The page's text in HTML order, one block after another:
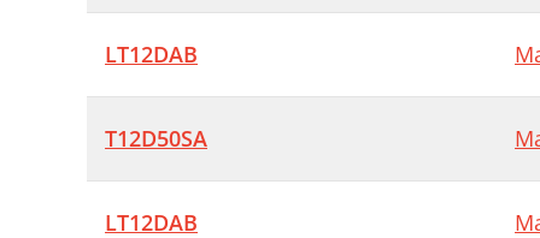
LT12DAB
T12D50SA
LT12DAB